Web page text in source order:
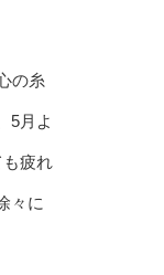
の糸
5月よ
疲れ
々に